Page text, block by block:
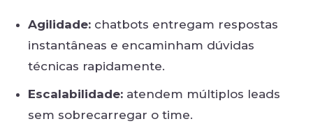
Agilidade: chatbots entregam respostas
instantâneas e encaminham dúvidas
técnicas rapidamente.
Escalabilidade: atendem múltiplos leads
sem sobrecarregar o time.